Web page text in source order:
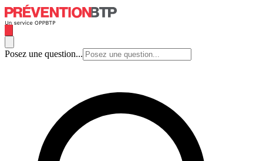
Posez une question...